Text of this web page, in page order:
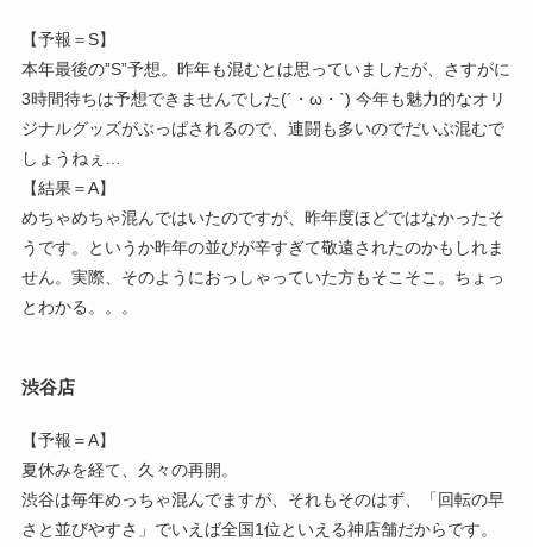
【予報＝S】
本年最後の”S”予想。昨年も混むとは思っていましたが、さすがに
3時間待ちは予想できませんでした(´・ω・`) 今年も魅力的なオリ
ジナルグッズがぶっぱされるので、連闘も多いのでだいぶ混むで
しょうねぇ…
【結果＝A】
めちゃめちゃ混んではいたのですが、昨年度ほどではなかったそ
うです。というか昨年の並びが辛すぎて敬遠されたのかもしれま
せん。実際、そのようにおっしゃっていた方もそこそこ。ちょっ
とわかる。。。
渋谷店
【予報＝A】
夏休みを経て、久々の再開。
渋谷は毎年めっちゃ混んでますが、それもそのはず、「回転の早
さと並びやすさ」でいえば全国1位といえる神店舗だからです。